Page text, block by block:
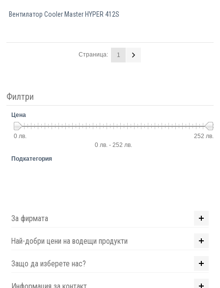
Вентилатор Cooler Master HYPER 412S
Страница: 1
Филтри
Цена
0 лв.
252 лв.
0 лв. - 252 лв.
Подкатегория
За фирмата
Най-добри цени на водещи продукти
Защо да изберете нас?
Информация за контакт